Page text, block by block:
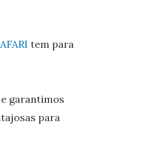
tem para
e garantimos
para